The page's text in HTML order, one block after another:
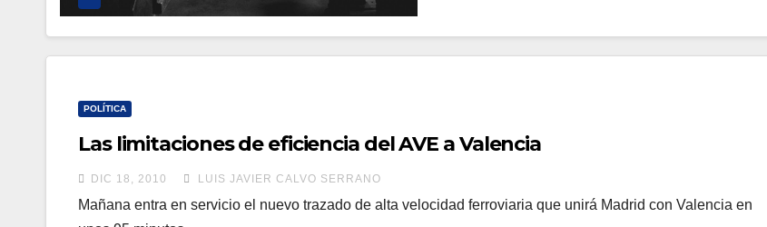
POLÍTICA
Las limitaciones de eficiencia del AVE a Valencia
DIC 18, 2010 LUIS JAVIER CALVO SERRANO
Mañana entra en servicio el nuevo trazado de alta velocidad ferroviaria que unirá Madrid con Valencia en